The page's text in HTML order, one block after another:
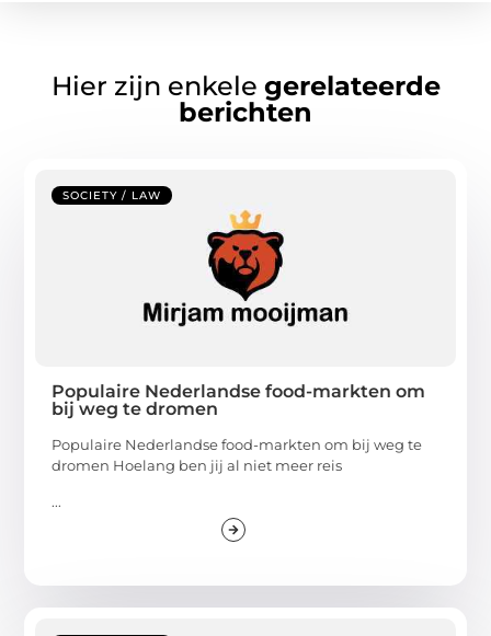
Hier zijn enkele gerelateerde
berichten
SOCIETY / LAW
Populaire Nederlandse food-markten om
bij weg te dromen
Populaire Nederlandse food-markten om bij weg te
dromen Hoelang ben jij al niet meer reis
...